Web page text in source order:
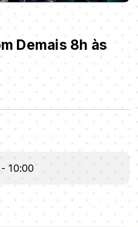
Demais 8h às
10:00